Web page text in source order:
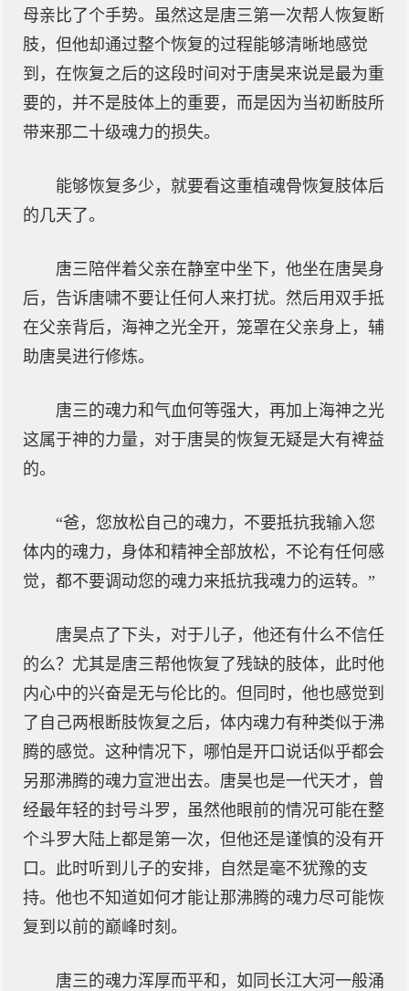
母亲比了个手势。虽然这是唐三第一次帮人恢复断
肢，但他却通过整个恢复的过程能够清晰地感觉
到，在恢复之后的这段时间对于唐昊来说是最为重
要的，并不是肢体上的重要，而是因为当初断肢所
带来那二十级魂力的损失。
能够恢复多少，就要看这重植魂骨恢复肢体后
的几天了。
唐三陪伴着父亲在静室中坐下，他坐在唐昊身
后，告诉唐啸不要让任何人来打扰。然后用双手抵
在父亲背后，海神之光全开，笼罩在父亲身上，辅
助唐昊进行修炼。
唐三的魂力和气血何等强大，再加上海神之光
这属于神的力量，对于唐昊的恢复无疑是大有裨益
的。
“爸，您放松自己的魂力，不要抵抗我输入您
体内的魂力，身体和精神全部放松，不论有任何感
觉，都不要调动您的魂力来抵抗我魂力的运转。”
唐昊点了下头，对于儿子，他还有什么不信任
的么？尤其是唐三帮他恢复了残缺的肢体，此时他
内心中的兴奋是无与伦比的。但同时，他也感觉到
了自己两根断肢恢复之后，体内魂力有种类似于沸
腾的感觉。这种情况下，哪怕是开口说话似乎都会
另那沸腾的魂力宣泄出去。唐昊也是一代天才，曾
经最年轻的封号斗罗，虽然他眼前的情况可能在整
个斗罗大陆上都是第一次，但他还是谨慎的没有开
口。此时听到儿子的安排，自然是毫不犹豫的支
持。他也不知道如何才能让那沸腾的魂力尽可能恢
复到以前的巅峰时刻。
唐三的魂力浑厚而平和，如同长江大河一般涌